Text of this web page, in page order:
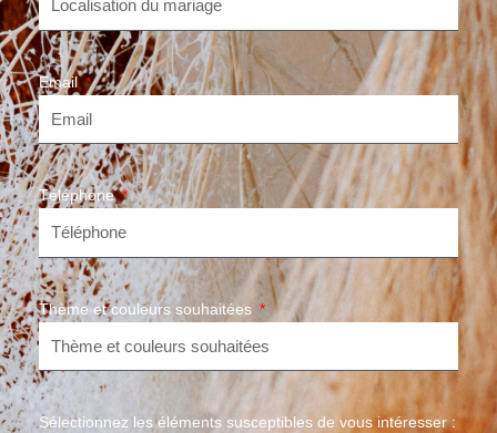
Email
Téléphone
Thème et couleurs souhaitées
Sélectionnez les éléments susceptibles de vous intéresser :